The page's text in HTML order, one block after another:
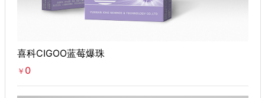
喜科CIGOO蓝莓爆珠
￥ 0